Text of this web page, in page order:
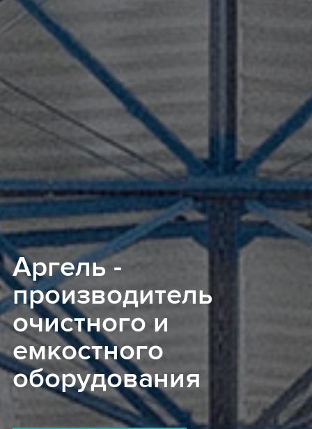
Аргель -
производитель
очистного и
емкостного
оборудования